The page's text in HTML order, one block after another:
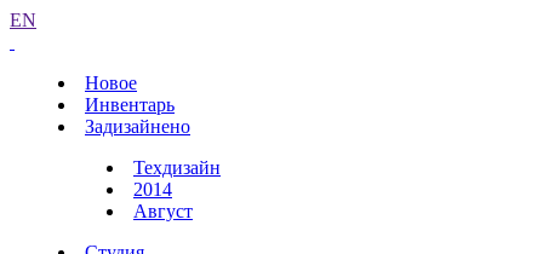
EN
Новое
Инвентарь
Задизайнено
Техдизайн
2014
Август